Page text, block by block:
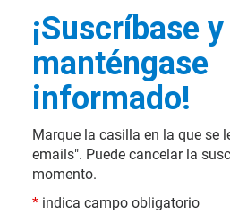
¡Suscríbase y
manténgase
informado!
Marque la casilla en la que se
emails". Puede cancelar la
momento.
* indica campo obligatorio